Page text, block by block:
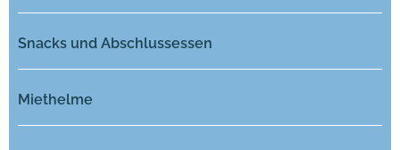
Snacks und Abschlussessen
Miethelme